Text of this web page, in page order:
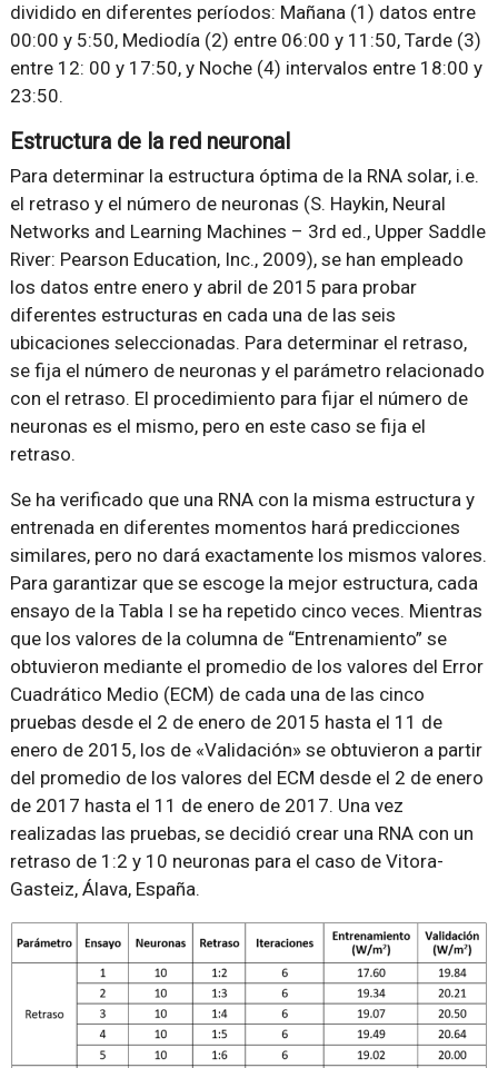
dividido en diferentes períodos: Mañana (1) datos entre
00:00 y 5:50, Mediodía (2) entre 06:00 y 11:50, Tarde (3)
entre 12: 00 y 17:50, y Noche (4) intervalos entre 18:00 y
23:50.
Estructura de la red neuronal
Para determinar la estructura óptima de la RNA solar, i.e.
el retraso y el número de neuronas (S. Haykin, Neural
Networks and Learning Machines – 3rd ed., Upper Saddle
River: Pearson Education, Inc., 2009), se han empleado
los datos entre enero y abril de 2015 para probar
diferentes estructuras en cada una de las seis
ubicaciones seleccionadas. Para determinar el retraso,
se fija el número de neuronas y el parámetro relacionado
con el retraso. El procedimiento para fijar el número de
neuronas es el mismo, pero en este caso se fija el
retraso.
Se ha verificado que una RNA con la misma estructura y
entrenada en diferentes momentos hará predicciones
similares, pero no dará exactamente los mismos valores.
Para garantizar que se escoge la mejor estructura, cada
ensayo de la Tabla I se ha repetido cinco veces. Mientras
que los valores de la columna de “Entrenamiento” se
obtuvieron mediante el promedio de los valores del Error
Cuadrático Medio (ECM) de cada una de las cinco
pruebas desde el 2 de enero de 2015 hasta el 11 de
enero de 2015, los de «Validación» se obtuvieron a partir
del promedio de los valores del ECM desde el 2 de enero
de 2017 hasta el 11 de enero de 2017. Una vez
realizadas las pruebas, se decidió crear una RNA con un
retraso de 1:2 y 10 neuronas para el caso de Vitora-
Gasteiz, Álava, España.